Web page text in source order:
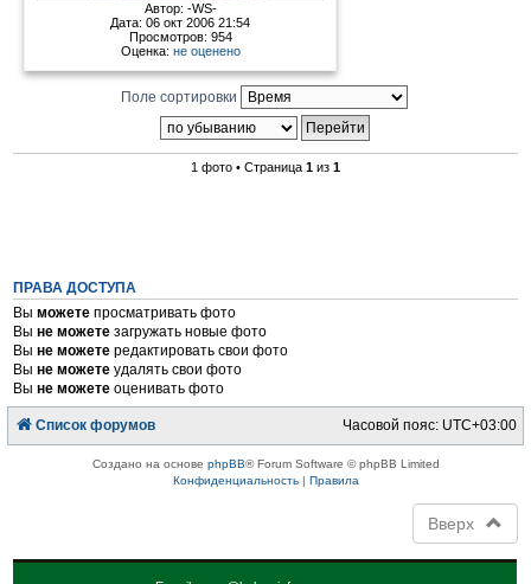
Автор: -WS-
Дата: 06 окт 2006 21:54
Просмотров: 954
Оценка: не оценено
Поле сортировки
1 фото • Страница 1 из 1
ПРАВА ДОСТУПА
Выможете просматривать фото
Выне можете загружать новые фото
Выне можете редактировать свои фото
Выне можете удалять свои фото
Выне можете оценивать фото
Список форумов Часовой пояс: UTC+03:00
Создано на основе phpBB® Forum Software © phpBB Limited
Конфиденциальность| Правила
Вверх